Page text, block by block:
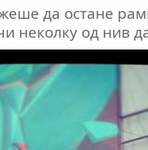
да остане
неколку од нив